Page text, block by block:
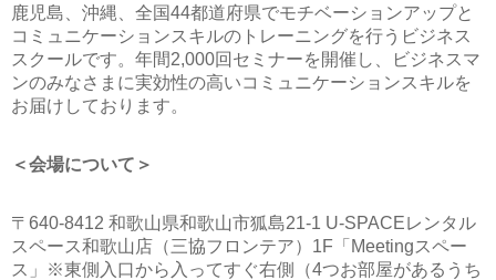
鹿児島、沖縄、全国44都道府県でモチベーションアップと
コミュニケーションスキルのトレーニングを行うビジネス
スクールです。年間2,000回セミナーを開催し、ビジネスマ
ンのみなさまに実効性の高いコミュニケーションスキルを
お届けしております。
＜会場について＞
〒640-8412 和歌山県和歌山市狐島21-1 U-SPACEレンタル
スペース和歌山店（三協フロンテア）1F「Meetingスペー
ス」※東側入口から入ってすぐ右側（4つお部屋があるうち